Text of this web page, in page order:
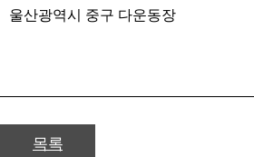
울산광역시 중구 다운동장
목록